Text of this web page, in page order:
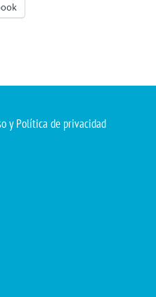
y Política de privacidad